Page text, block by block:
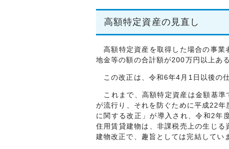
高額特定資産の見直し
高額特定資産を取得した場合の事業
地金等の額の合計額が200万円以上あ
この改正は、令和6年4月1日以後の
これまで、高額特定資産は金額基準
が流行り、それを防ぐために平成22
に関する改正」が導入され、令和2年
住用賃貸建物は、非課税売上の生じ
建物改正で、趣旨としては完結してい